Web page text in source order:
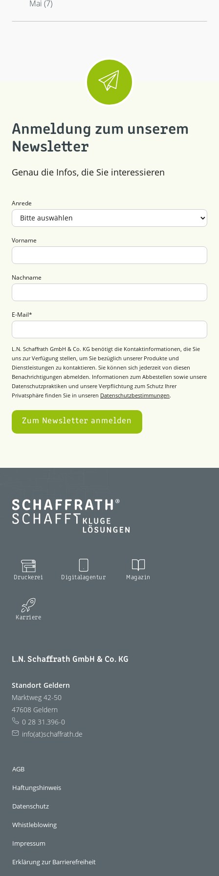
Januar (3)
Mai (7)
Anmeldung zum unserem
Newsletter
Genau die Infos, die Sie interessieren
Anrede
Vorname
Nachname
E-Mail*
L.N. Schaffrath GmbH & Co. KG benötigt die Kontaktinformationen, die Sie
uns zur Verfügung stellen, um Sie bezüglich unserer Produkte und
Dienstleistungen zu kontaktieren. Sie können sich jederzeit von diesen
Benachrichtigungen abmelden. Informationen zum Abbestellen sowie unsere
Datenschutzpraktiken und unsere Verpflichtung zum Schutz Ihrer
Privatsphäre finden Sie in unseren Datenschutzbestimmungen.
Druckerei Digitalagentur Magazin
Karriere
L.N. Schaffrath GmbH & Co. KG
Standort Geldern
Marktweg 42-50
47608 Geldern
0 28 31.396-0
info(at)schaffrath.de
AGB
Haftungshinweis
Datenschutz
Whistleblowing
Impressum
Erklärung zur Barrierefreiheit